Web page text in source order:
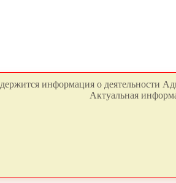
информация о деятельности
Актуальная